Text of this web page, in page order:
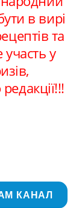
в вирі
та
у
КАНАЛ